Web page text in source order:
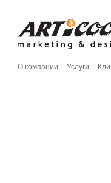
О компании Услуги